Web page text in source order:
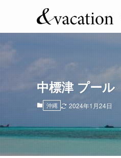
中標津 プール
沖縄 2024年1月24日